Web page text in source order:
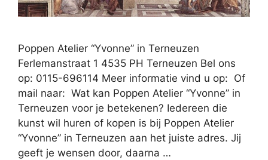
Poppen Atelier “Yvonne” in Terneuzen
Ferlemanstraat 1 4535 PH Terneuzen Bel ons
op: 0115-696114 Meer informatie vind u op: Of
mail naar: Wat kan Poppen Atelier “Yvonne” in
Terneuzen voor je betekenen? Iedereen die
kunst wil huren of kopen is bij Poppen Atelier
“Yvonne” in Terneuzen aan het juiste adres. Jij
geeft je wensen door, daarna …